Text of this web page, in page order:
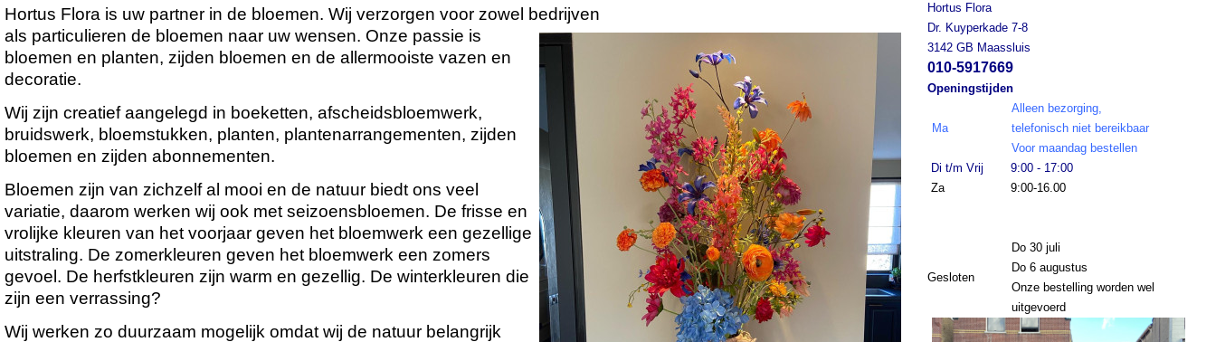
Hortus Flora is uw partner in de bloemen. Wij verzorgen voor zowel bedrijven
als particulieren de bloemen naar uw wensen. Onze passie is
bloemen en planten, zijden bloemen en de allermooiste vazen en
decoratie.
Wij zijn creatief aangelegd in boeketten, afscheidsbloemwerk,
bruidswerk, bloemstukken, planten, plantenarrangementen, zijden
bloemen en zijden abonnementen.
Bloemen zijn van zichzelf al mooi en de natuur biedt ons veel
variatie, daarom werken wij ook met seizoensbloemen. De frisse en
vrolijke kleuren van het voorjaar geven het bloemwerk een gezellige
uitstraling. De zomerkleuren geven het bloemwerk een zomers
gevoel. De herfstkleuren zijn warm en gezellig. De winterkleuren die
zijn een verrassing?
Wij werken zo duurzaam mogelijk omdat wij de natuur belangrijk
Hortus Flora
Dr. Kuyperkade 7-8
3142 GB Maassluis
010-5917669
Openingstijden
Ma
Alleen bezorging,
telefonisch niet bereikbaar
Voor maandag bestellen
Di t/m Vrij
9:00 - 17:00
Za
9:00-16.00
Gesloten
Do 30 juli
Do 6 augustus
Onze bestelling worden wel
uitgevoerd